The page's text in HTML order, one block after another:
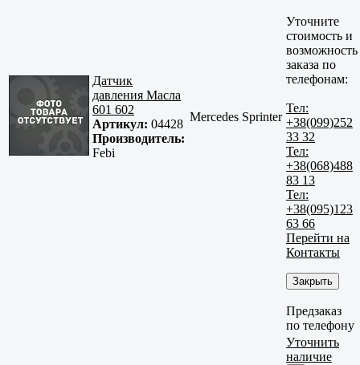
Датчик
давления Масла
601 602
Артикул: 04428
Производитель:
Febi
Mercedes Sprinter
Уточните
стоимость и
возможность
заказа по
телефонам:
Тел:
+38(099)252
33 32
Тел:
+38(068)488
83 13
Тел:
+38(095)123
63 66
Перейти на
Контакты
Закрыть
Предзаказ
по телефону
Уточнить
наличие